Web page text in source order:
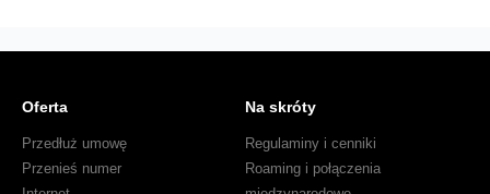
Pracownie
Orange!
Oferta
Przedłuż umowę
Przenieś numer
Na skróty
Regulaminy i cenniki
Roaming i połączenia